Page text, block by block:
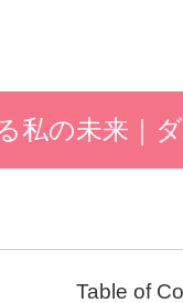
私の未来｜
Table of